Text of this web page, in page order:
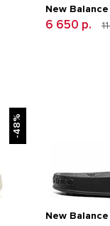
New
6 650 р.
-48%
New